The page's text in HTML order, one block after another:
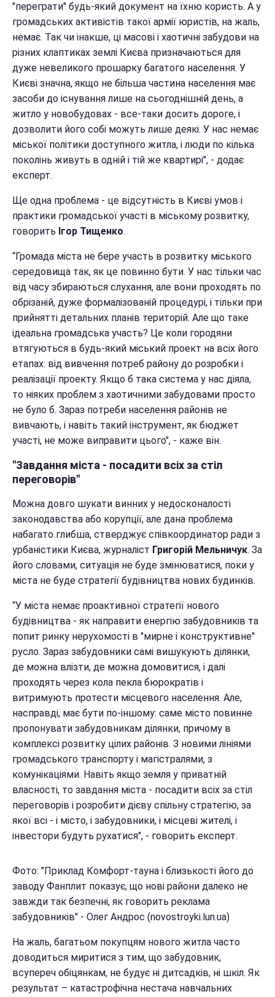
"переграти" будь-який документ на їхню користь. А у
громадських активістів такої армії юристів, на жаль,
немає. Так чи інакше, ці масові і хаотичні забудови на
різних клаптиках землі Києва призначаються для
дуже невеликого прошарку багатого населення. У
Києві значна, якщо не більша частина населення має
засоби до існування лише на сьогоднішній день, а
житло у новобудовах - все-таки досить дороге, і
дозволити його собі можуть лише деякі. У нас немає
міської політики доступного житла, і люди по кілька
поколінь живуть в одній і тій же квартирі", - додає
експерт.
Ще одна проблема - це відсутність в Києві умов і
практики громадської участі в міському розвитку,
говорить Ігор Тищенко.
“Громада міста не бере участь в розвитку міського
середовища так, як це повинно бути. У нас тільки час
від часу збираються слухання, але вони проходять по
обрізаній, дуже формалізованій процедурі, і тільки при
прийнятті детальних планів територій. Але що таке
ідеальна громадська участь? Це коли городяни
втягуються в будь-який міський проект на всіх його
етапах: від вивчення потреб району до розробки і
реалізації проекту. Якщо б така система у нас діяла,
то ніяких проблем з хаотичними забудовами просто
не було б. Зараз потреби населення районів не
вивчають, і навіть такий інструмент, як бюджет
участі, не може виправити цього", - каже він.
"Завдання міста - посадити всіх за стіл
переговорів"
Можна довго шукати винних у недосконалості
законодавства або корупції, але дана проблема
набагато глибша, стверджує співкоординатор ради з
урбаністики Києва, журналіст Григорій Мельничук. За
його словами, ситуація не буде змінюватися, поки у
міста не буде стратегії будівництва нових будинків.
“У міста немає проактивної стратегії нового
будівництва - як направити енергію забудовників та
попит ринку нерухомості в "мирне і конструктивне"
русло. Зараз забудовники самі вишукують ділянки,
де можна влізти, де можна домовитися, і далі
проходять через кола пекла бюрократів і
витримують протести місцевого населення. Але,
насправді, має бути по-іншому: саме місто повинне
пропонувати забудовникам ділянки, причому в
комплексі розвитку цілих районів. З новими лініями
громадського транспорту і магістралями, з
комунікаціями. Навіть якщо земля у приватній
власності, то завдання міста - посадити всіх за стіл
переговорів і розробити дієву спільну стратегію, за
якої всі - і місто, і забудовники, і місцеві жителі, і
інвестори будуть рухатися", - говорить експерт.
Фото: "Приклад Комфорт-тауна і близькості його до
заводу Фанплит показує, що нові райони далеко не
завжди так безпечні, як говорить реклама
забудовників" - Олег Андрос (novostroyki.lun.ua)
На жаль, багатьом покупцям нового житла часто
доводиться миритися з тим, що забудовник,
всупереч обіцянкам, не будує ні дитсадків, ні шкіл. Як
результат – катастрофічна нестача навчальних